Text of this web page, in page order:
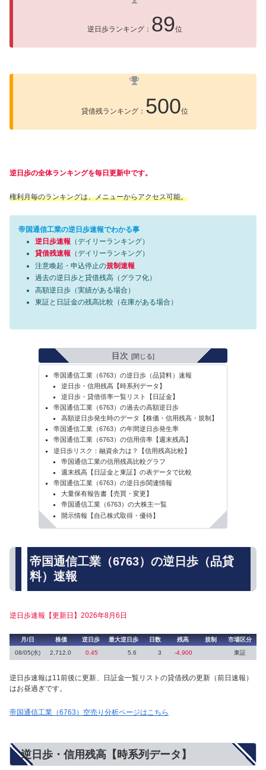
逆日歩ランキング： 89位
貸借残ランキング： 500位
逆日歩の全体ランキングを毎日更新中です。
権利月毎のランキングは、メニューからアクセス可能。
帝国通信工業の逆日歩速報でわかる事
逆日歩速報 （デイリーランキング）
貸借残速報 （デイリーランキング）
注意喚起・申込停止の規制速報
過去の逆日歩と貸借残高（グラフ化）
高額逆日歩（実績がある場合）
東証と日証金の残高比較（在庫がある場合）
目次
帝国通信工業（6763）の逆日歩（品貸料）速報
逆日歩・信用残高【時系列データ】
逆日歩・貸借倍率一覧リスト【日証金】
帝国通信工業（6763）の過去の高額逆日歩
高額逆日歩発生時のデータ【株価・信用残高・規制】
帝国通信工業（6763）の年間逆日歩発生率
帝国通信工業（6763）の信用倍率【週末残高】
逆日歩リスク：融資余力は？【信用残高比較】
帝国通信工業の信用残高比較グラフ
週末残高【日証金と東証】の表データで比較
帝国通信工業（6763）の逆日歩関連情報
大量保有報告書【売買・変更】
帝国通信工業（6763）の大株主一覧
開示情報【自己株式取得・優待】
帝国通信工業（6763）の逆日歩（品貸
料）速報
逆日歩速報【更新日】2026年8月6日
月/日 株価 逆日歩 最大逆日歩 日数 残高 規制
市場区分
08/05(水)
2,712.0 0.45 5.6 3 -4,900 東証
逆日歩速報は11前後に更新、日証金一覧リストの貸借残の更新（前日速報）
はお昼過ぎです。
帝国通信工業（6763）空売り分析ページはこちら
逆日歩・信用残高【時系列データ】